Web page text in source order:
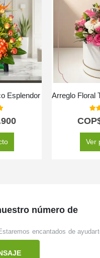
Esplendor
Ver
número de
encantados de